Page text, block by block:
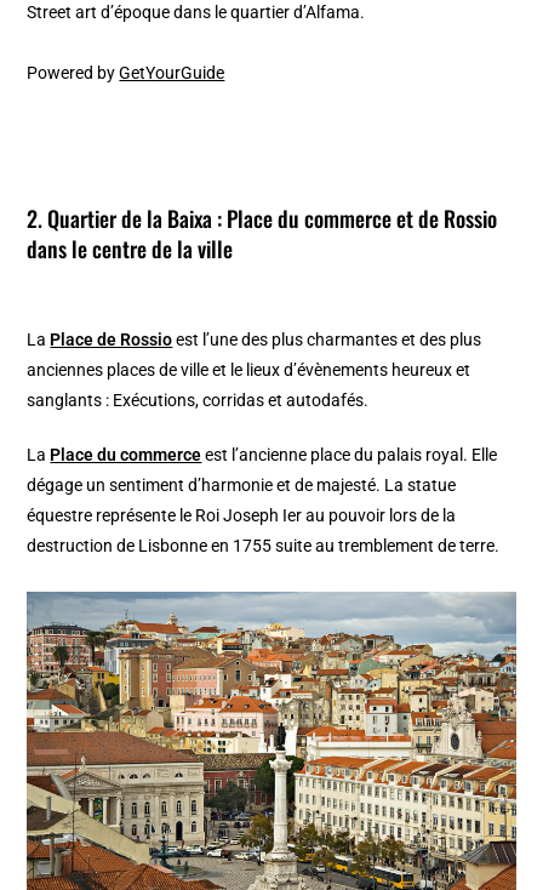
Street art d’époque dans le quartier d’Alfama.
Powered byGetYourGuide
2. Quartier de la Baixa : Place du commerce et de Rossio
dans le centre de la ville
La Place de Rossioest l’une des plus charmantes et des plus
anciennes places de ville et le lieux d’évènements heureux et
sanglants : Exécutions, corridas et autodafés.
La Place du commerceest l’ancienne place du palais royal. Elle
dégage un sentiment d’harmonie et de majesté. La statue
équestre représente le Roi Joseph Ier au pouvoir lors de la
destruction de Lisbonne en 1755 suite au tremblement de terre.